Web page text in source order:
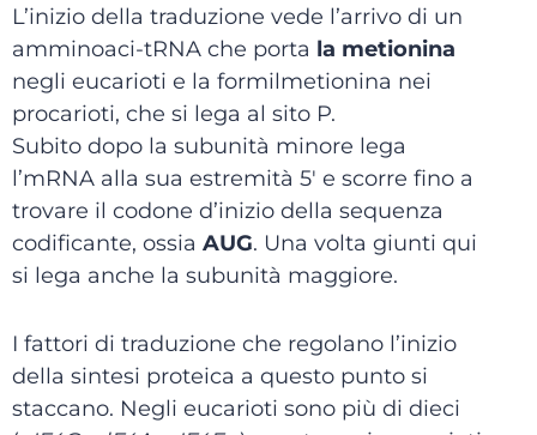
L’inizio della traduzione vede l’arrivo di un
amminoaci-tRNA che porta la metionina
negli eucarioti e la formilmetionina nei
procarioti, che si lega al sito P.
Subito dopo la subunità minore lega
l’mRNA alla sua estremità 5′ e scorre fino a
trovare il codone d’inizio della sequenza
codificante, ossia AUG. Una volta giunti qui
si lega anche la subunità maggiore.
I fattori di traduzione che regolano l’inizio
della sintesi proteica a questo punto si
staccano. Negli eucarioti sono più di dieci